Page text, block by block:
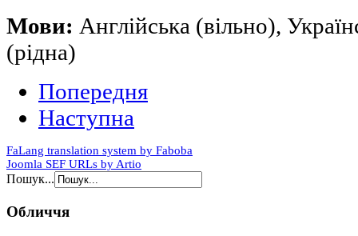
Мови: Англійська (вільно),
(рідна)
Попередня
Наступна
FaLang translation system by Faboba
Joomla SEF URLs by Artio
Пошук...
Обличчя